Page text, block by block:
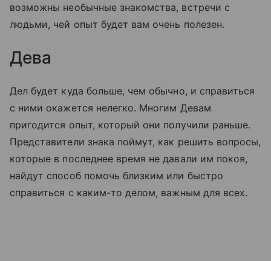
возможны необычные знакомства, встречи с
людьми, чей опыт будет вам очень полезен.
Дева
Дел будет куда больше, чем обычно, и справиться
с ними окажется нелегко. Многим Девам
пригодится опыт, который они получили раньше.
Представители знака поймут, как решить вопросы,
которые в последнее время не давали им покоя,
найдут способ помочь близким или быстро
справиться с каким-то делом, важным для всех.